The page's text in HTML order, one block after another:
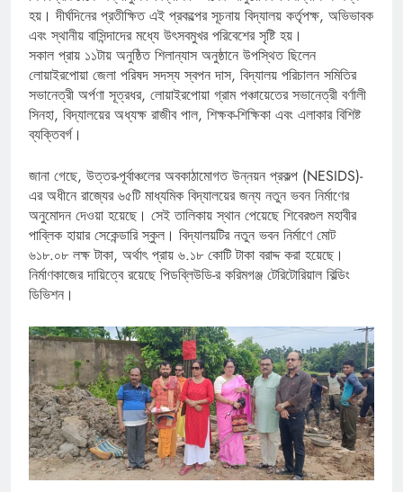
হয়। দীর্ঘদিনের প্রতীক্ষিত এই প্রকল্পের সূচনায় বিদ্যালয় কর্তৃপক্ষ, অভিভাবক
এবং স্থানীয় বাসিন্দাদের মধ্যে উৎসবমুখর পরিবেশের সৃষ্টি হয়।
সকাল প্রায় ১১টায় অনুষ্ঠিত শিলান্যাস অনুষ্ঠানে উপস্থিত ছিলেন
লোয়াইরপোয়া জেলা পরিষদ সদস্য স্বপন দাস, বিদ্যালয় পরিচালন সমিতির
সভানেত্রী অর্পণা সূত্রধর, লোয়াইরপোয়া গ্রাম পঞ্চায়েতের সভানেত্রী বর্ণালী
সিনহা, বিদ্যালয়ের অধ্যক্ষ রাজীব পাল, শিক্ষক-শিক্ষিকা এবং এলাকার বিশিষ্ট
ব্যক্তিবর্গ।
জানা গেছে, উত্তর-পূর্বাঞ্চলের অবকাঠামোগত উন্নয়ন প্রকল্প (NESIDS)-
এর অধীনে রাজ্যের ৬৫টি মাধ্যমিক বিদ্যালয়ের জন্য নতুন ভবন নির্মাণের
অনুমোদন দেওয়া হয়েছে। সেই তালিকায় স্থান পেয়েছে শিবেরগুল মহাবীর
পাব্লিক হায়ার সেকেন্ডারি স্কুল। বিদ্যালয়টির নতুন ভবন নির্মাণে মোট
৬১৮.০৮ লক্ষ টাকা, অর্থাৎ প্রায় ৬.১৮ কোটি টাকা বরাদ্দ করা হয়েছে।
নির্মাণকাজের দায়িত্বে রয়েছে পিডব্লিউডি-র করিমগঞ্জ টেরিটোরিয়াল বিল্ডিং
ডিভিশন।